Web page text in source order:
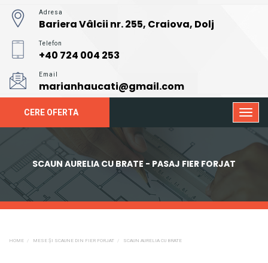
Adresa
Bariera Vâlcii nr. 255, Craiova, Dolj
Telefon
+40 724 004 253
Email
marianhaucati@gmail.com
CERE OFERTA
SCAUN AURELIA CU BRATE - PASAJ FIER FORJAT
HOME MESE ȘI SCAUNE DIN FIER FORJAT SCAUN AURELIA CU BRATE